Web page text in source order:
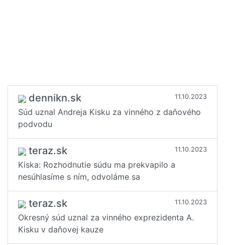
dennikn.sk 11.10.2023
Súd uznal Andreja Kisku za vinného z daňového
podvodu
teraz.sk 11.10.2023
Kiska: Rozhodnutie súdu ma prekvapilo a
nesúhlasíme s ním, odvoláme sa
teraz.sk 11.10.2023
Okresný súd uznal za vinného exprezidenta A.
Kisku v daňovej kauze